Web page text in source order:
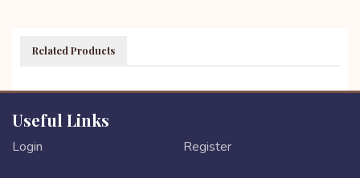
Related Products
Useful Links
Login Register